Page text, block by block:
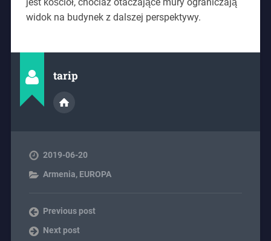
widok na budynek z dalszej perspektywy.
tarip
2019-06-20
Armenia, EUROPA
Previous post
Next post